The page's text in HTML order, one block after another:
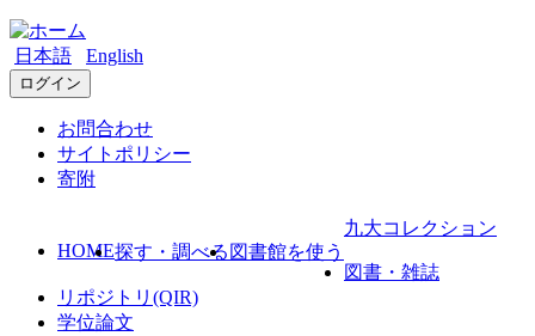
日本語 English
ログイン
お問合わせ
サイトポリシー
寄附
HOME探す・調べる 図書館を使う
九大コレクション
図書・雑誌
リポジトリ(QIR)
学位論文